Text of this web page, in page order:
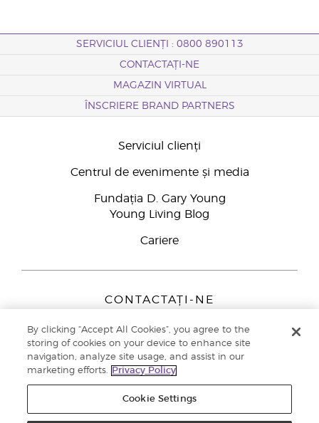
SERVICIUL CLIENȚI : 0800 890113
CONTACTAȚI-NE
MAGAZIN VIRTUAL
ÎNSCRIERE BRAND PARTNERS
Serviciul clienți
Centrul de evenimente și media
Fundația D. Gary Young
Young Living Blog
Cariere
CONTACTAȚI-NE
Peizerweg 97
9727 AJ Groningen
Netherlands
Înscriere Brand Partners0800 890113
By clicking “Accept All Cookies”, you agree to the
storing of cookies on your device to enhance site
navigation, analyze site usage, and assist in our
marketing efforts.
Privacy Policy
Cookie Settings